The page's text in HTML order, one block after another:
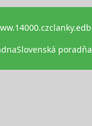
Slovenská poradňa